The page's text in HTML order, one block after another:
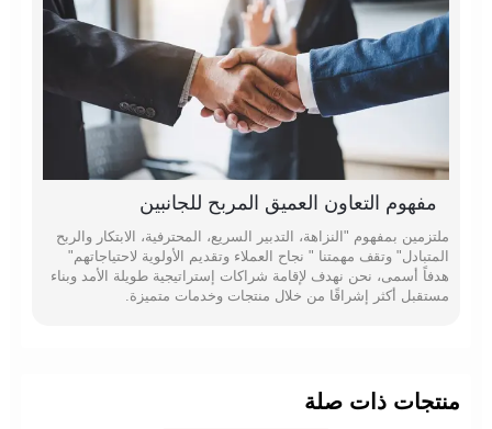
مفهوم التعاون العميق المربح للجانبين
ملتزمين بمفهوم "النزاهة، التدبير السريع، المحترفية، الابتكار والربح
المتبادل" وتقف مهمتنا " نجاح العملاء وتقديم الأولوية لاحتياجاتهم"
هدفاً أسمى، نحن نهدف لإقامة شراكات إستراتيجية طويلة الأمد وبناء
مستقبل أكثر إشراقًا من خلال منتجات وخدمات متميزة.
منتجات ذات صلة